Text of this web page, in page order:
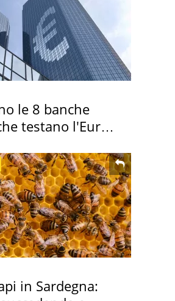
le 8 banche
testano l'Euro
in Sardegna: